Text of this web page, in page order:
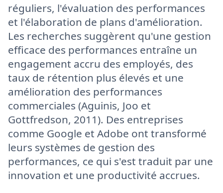
réguliers, l'évaluation des performances
et l'élaboration de plans d'amélioration.
Les recherches suggèrent qu'une gestion
efficace des performances entraîne un
engagement accru des employés, des
taux de rétention plus élevés et une
amélioration des performances
commerciales (Aguinis, Joo et
Gottfredson, 2011). Des entreprises
comme Google et Adobe ont transformé
leurs systèmes de gestion des
performances, ce qui s'est traduit par une
innovation et une productivité accrues.